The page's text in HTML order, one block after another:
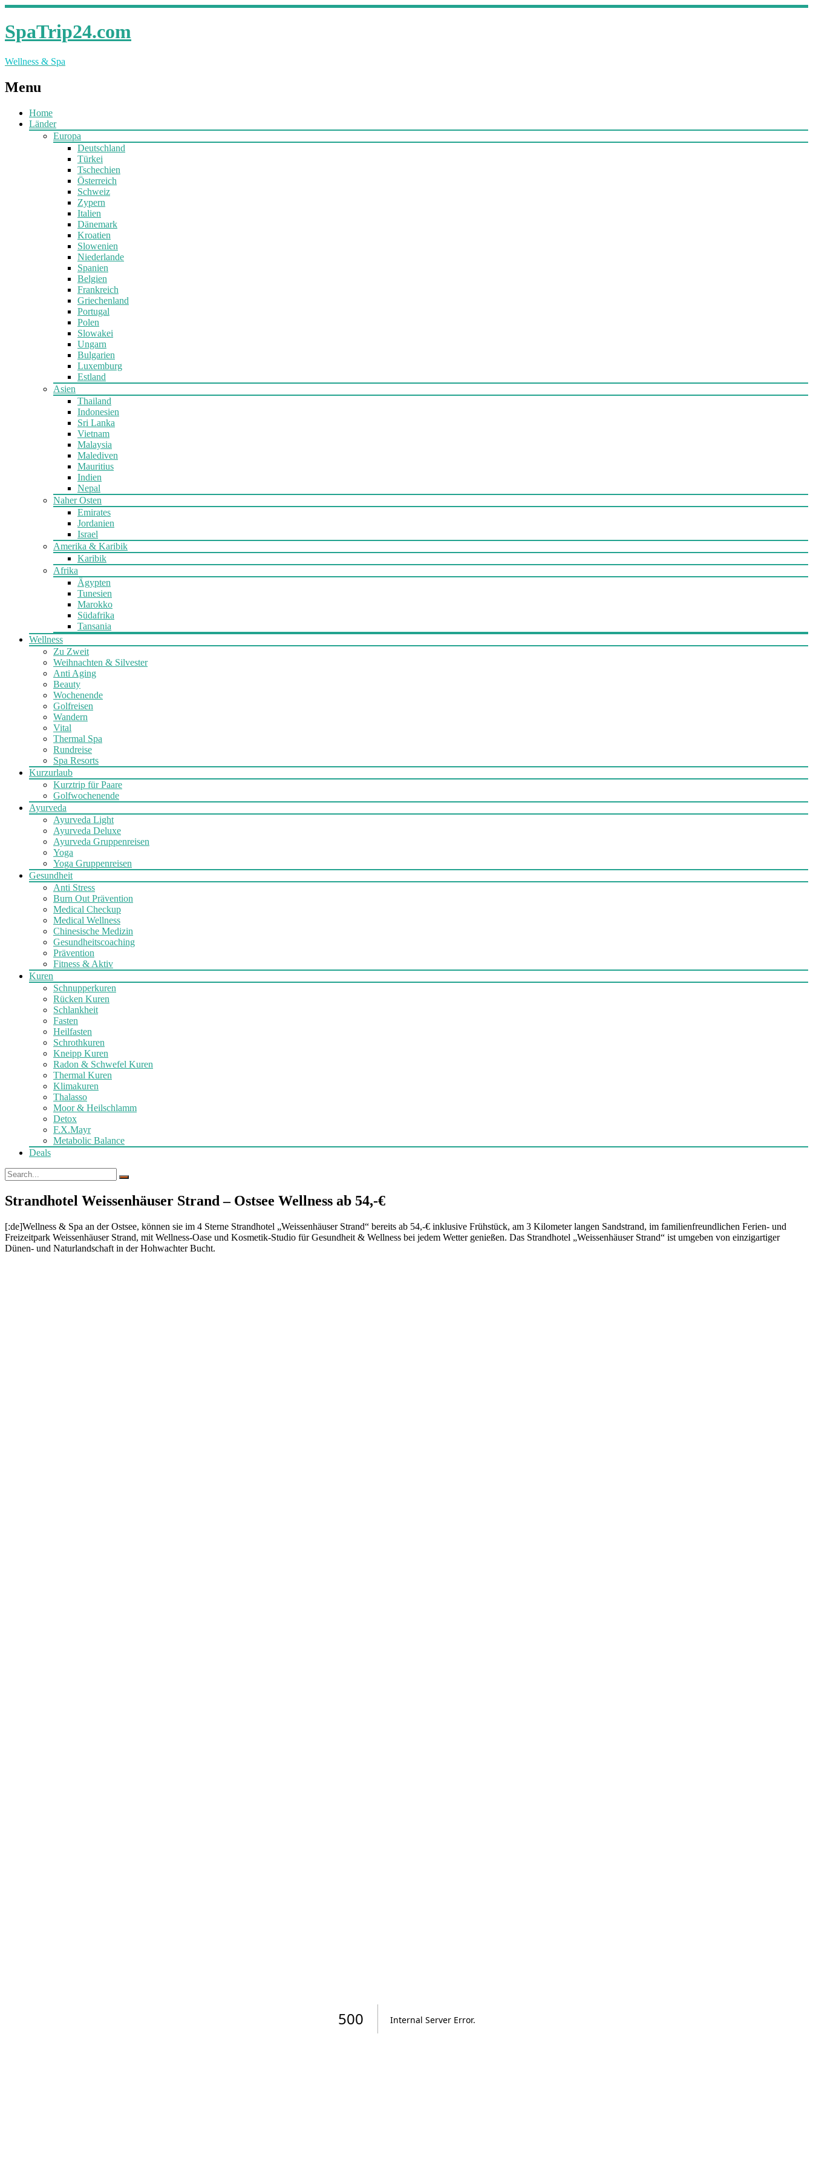
SpaTrip24.com
Wellness & Spa
Menu
Home
Länder
Europa
Deutschland
Türkei
Tschechien
Österreich
Schweiz
Zypern
Italien
Dänemark
Kroatien
Slowenien
Niederlande
Spanien
Belgien
Frankreich
Griechenland
Portugal
Polen
Slowakei
Ungarn
Bulgarien
Luxemburg
Estland
Asien
Thailand
Indonesien
Sri Lanka
Vietnam
Malaysia
Malediven
Mauritius
Indien
Nepal
Naher Osten
Emirates
Jordanien
Israel
Amerika & Karibik
Karibik
Afrika
Ägypten
Tunesien
Marokko
Südafrika
Tansania
Wellness
Zu Zweit
Weihnachten & Silvester
Anti Aging
Beauty
Wochenende
Golfreisen
Wandern
Vital
Thermal Spa
Rundreise
Spa Resorts
Kurzurlaub
Kurztrip für Paare
Golfwochenende
Ayurveda
Ayurveda Light
Ayurveda Deluxe
Ayurveda Gruppenreisen
Yoga
Yoga Gruppenreisen
Gesundheit
Anti Stress
Burn Out Prävention
Medical Checkup
Medical Wellness
Chinesische Medizin
Gesundheitscoaching
Prävention
Fitness & Aktiv
Kuren
Schnupperkuren
Rücken Kuren
Schlankheit
Fasten
Heilfasten
Schrothkuren
Kneipp Kuren
Radon & Schwefel Kuren
Thermal Kuren
Klimakuren
Thalasso
Moor & Heilschlamm
Detox
F.X.Mayr
Metabolic Balance
Deals
Strandhotel Weissenhäuser Strand – Ostsee Wellness ab 54,-€
[:de]Wellness & Spa an der Ostsee, können sie im 4 Sterne Strandhotel „Weissenhäuser Strand“ bereits ab 54,-€ inklusive Frühstück, am 3 Kilometer langen Sandstrand, im familienfreundlichen Ferien- und
Freizeitpark Weissenhäuser Strand, mit Wellness-Oase und Kosmetik-Studio für Gesundheit & Wellness bei jedem Wetter genießen. Das Strandhotel „Weissenhäuser Strand“ ist umgeben von einzigartiger
Dünen- und Naturlandschaft in der Hohwachter Bucht.